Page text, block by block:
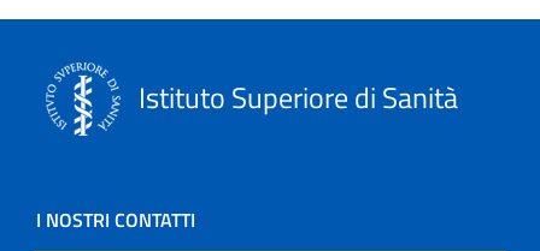
Istituto Superiore di Sanità
I NOSTRI CONTATTI